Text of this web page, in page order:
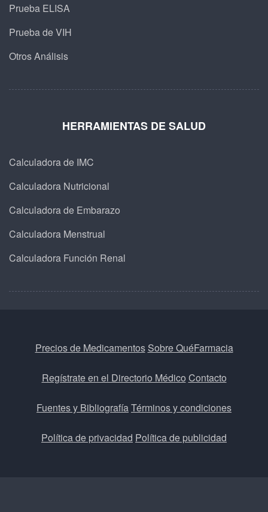
Prueba ELISA
Prueba de VIH
Otros Análisis
HERRAMIENTAS DE SALUD
Calculadora de IMC
Calculadora Nutricional
Calculadora de Embarazo
Calculadora Menstrual
Calculadora Función Renal
Precios de Medicamentos Sobre QuéFarmacia
Regístrate en el Directorio Médico Contacto
Fuentes y BibliografíaTérminos y condiciones
Política de privacidad Política de publicidad